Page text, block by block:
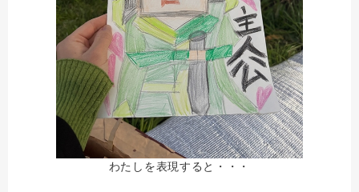
わたしを表現すると・・・